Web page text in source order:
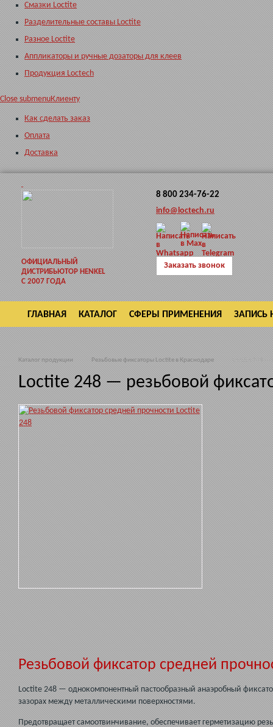
Смазки Loctite
Разделительные составы Loctite
Разное Loctite
Аппликаторы и ручные дозаторы для клеев
Продукция Loctech
Close submenuКлиенту
Как сделать заказ
Оплата
Доставка
ОФИЦИАЛЬНЫЙ
ДИСТРИБЬЮТОР HENKEL
С 2007 ГОДА
8 800 234-76-22
info@loctech.ru
Заказать звонок
ГЛАВНАЯ КАТАЛОГ СФЕРЫ ПРИМЕНЕНИЯ ЗАПИСЬ
ВОЗВРАТ
Каталог продукции Резьбовые фиксаторы Loctite в Краснодаре Loctite 248 —
Loctite 248 — резьбовой
Резьбовой фиксатор средней
Loctite 248 — однокомпонентный пастообразный анаэробный
зазорах между металлическими поверхностями.
Предотвращает самоотвинчивание, обеспечивает герметизацию